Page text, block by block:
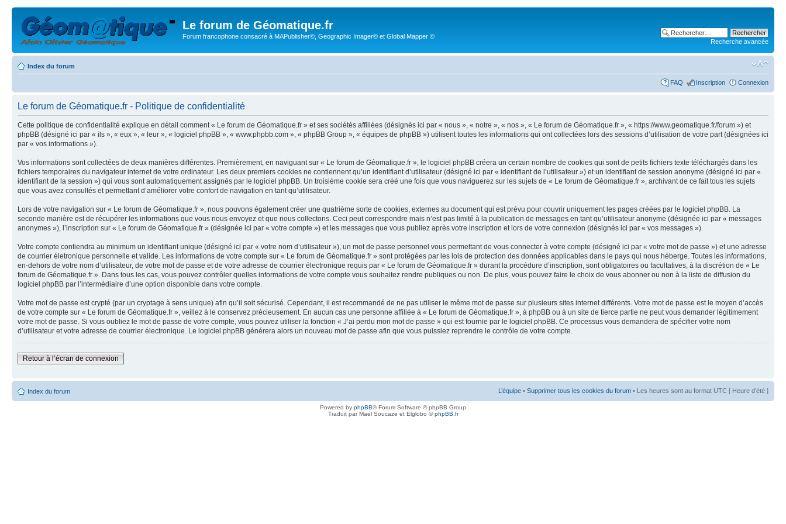
Le forum de Géomatique.fr
Forum francophone consacré à MAPublisher©, Geographic Imager© et Global Mapper ©
Recherche avancée
Index du forum
FAQ Inscription Connexion
Le forum de Géomatique.fr - Politique de confidentialité
Cette politique de confidentialité explique en détail comment « Le forum de Géomatique.fr » et ses sociétés affiliées (désignés ici par « nous », « notre », « nos », « Le forum de Géomatique.fr », « https://www.geomatique.fr/forum ») et
phpBB (désigné ici par « ils », « eux », « leur », « logiciel phpBB », « www.phpbb.com », « phpBB Group », « équipes de phpBB ») utilisent toutes les informations qui ont collectées lors des sessions d’utilisation de votre part (désignées ici
par « vos informations »).
Vos informations sont collectées de deux manières différentes. Premièrement, en naviguant sur « Le forum de Géomatique.fr », le logiciel phpBB créera un certain nombre de cookies qui sont de petits fichiers texte téléchargés dans les
fichiers temporaires du navigateur internet de votre ordinateur. Les deux premiers cookies ne contiennent qu’un identifiant d’utilisateur (désigné ici par « identifiant de l’utilisateur ») et un identifiant de session anonyme (désigné ici par «
identifiant de la session ») qui vous sont automatiquement assignés par le logiciel phpBB. Un troisième cookie sera créé une fois que vous naviguerez sur les sujets de « Le forum de Géomatique.fr », archivant de ce fait tous les sujets
que vous avez consultés et permettant d’améliorer votre confort de navigation en tant qu’utilisateur.
Lors de votre navigation sur « Le forum de Géomatique.fr », nous pouvons également créer une quatrième sorte de cookies, externes au document qui est prévu pour couvrir uniquement les pages créées par le logiciel phpBB. La
seconde manière est de récupérer les informations que vous nous envoyez et que nous collectons. Ceci peut correspondre mais n’est pas limité à la publication de messages en tant qu’utilisateur anonyme (désignée ici par « messages
anonymes »), l’inscription sur « Le forum de Géomatique.fr » (désignée ici par « votre compte ») et les messages que vous publiez après votre inscription et lors de votre connexion (désignés ici par « vos messages »).
Votre compte contiendra au minimum un identifiant unique (désigné ici par « votre nom d’utilisateur »), un mot de passe personnel vous permettant de vous connecter à votre compte (désigné ici par « votre mot de passe ») et une adresse
de courrier életronique personnelle et valide. Les informations de votre compte sur « Le forum de Géomatique.fr » sont protégées par les lois de protection des données applicables dans le pays qui nous héberge. Toutes les informations,
en-dehors de votre nom d’utilisateur, de votre mot de passe et de votre adresse de courrier électronique requis par « Le forum de Géomatique.fr » durant la procédure d’inscription, sont obligatoires ou facultatives, à la discrétion de « Le
forum de Géomatique.fr ». Dans tous les cas, vous pouvez contrôler quelles informations de votre compte vous souhaitez rendre publiques ou non. De plus, vous pouvez faire le choix de vous abonner ou non à la liste de diffusion du
logiciel phpBB par l’intermédiaire d’une option disponible dans votre compte.
Votre mot de passe est crypté (par un cryptage à sens unique) afin qu’il soit sécurisé. Cependant, il est recommandé de ne pas utiliser le même mot de passe sur plusieurs sites internet différents. Votre mot de passe est le moyen d’accès
de votre compte sur « Le forum de Géomatique.fr », veillez à le conservez précieusement. En aucun cas une personne affiliée à « Le forum de Géomatique.fr », à phpBB ou à un site de tierce partie ne peut vous demander légitimement
votre mot de passe. Si vous oubliez le mot de passe de votre compte, vous pouvez utiliser la fonction « J’ai perdu mon mot de passe » qui est fournie par le logiciel phpBB. Ce processus vous demandera de spécifier votre nom
d’utilisateur et votre adresse de courrier électronique. Le logiciel phpBB générera alors un nouveau mot de passe afin que vous puissiez reprendre le contrôle de votre compte.
Retour à l’écran de connexion
Index du forum L’équipe • Supprimer tous les cookies du forum • Les heures sont au format UTC [ Heure d’été ]
Powered by phpBB® Forum Software © phpBB Group
Traduit par Maël Soucaze et Elglobo ©phpBB.fr